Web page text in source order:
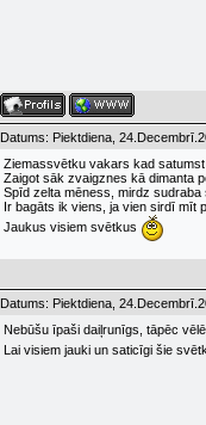
Datums: Piektdiena,
Ziemassvētku vakars kad
Zaigot sāk zvaigznes kā dimanta
Spīd zelta mēness, mirdz sudraba
Ir bagāts ik viens, ja vien sirdī mīt
Jaukus visiem svētkus
Datums: Piektdiena,
Nebūšu īpaši daiļrunīgs, tāpēc
Lai visiem jauki un saticīgi šie